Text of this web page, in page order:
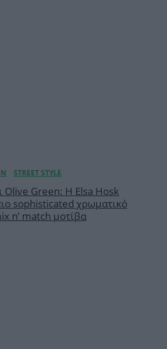
Olive Green: Η Elsa Hosk
sophisticated χρωματικό
n’ match μοτίβα